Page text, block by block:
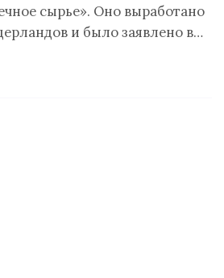
сырье». Оно выработано
и было заявлено в…